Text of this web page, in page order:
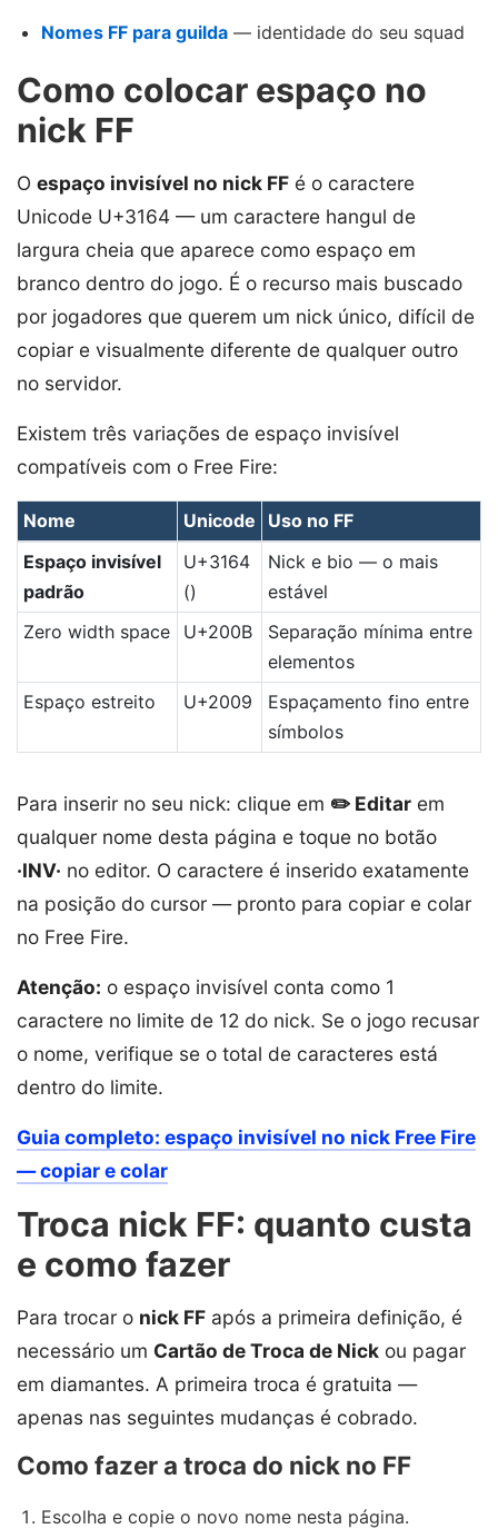
Nomes FF para guilda — identidade do seu squad
Como colocar espaço no
nick FF
O espaço invisível no nick FF é o caractere
Unicode U+3164 — um caractere hangul de
largura cheia que aparece como espaço em
branco dentro do jogo. É o recurso mais buscado
por jogadores que querem um nick único, difícil de
copiar e visualmente diferente de qualquer outro
no servidor.
Existem três variações de espaço invisível
compatíveis com o Free Fire:
Nome Unicode
Uso no FF
Espaço invisível
padrão
U+3164
(ㅤ)
Nick e bio — o mais
estável
Zero width space
U+200B
Separação mínima entre
elementos
Espaço estreito
U+2009
Espaçamento fino entre
símbolos
Para inserir no seu nick: clique em ✏️ Editar em
qualquer nome desta página e toque no botão
·INV· no editor. O caractere é inserido exatamente
na posição do cursor — pronto para copiar e colar
no Free Fire.
Atenção: o espaço invisível conta como 1
caractere no limite de 12 do nick. Se o jogo recusar
o nome, verifique se o total de caracteres está
dentro do limite.
Guia completo: espaço invisível no nick Free Fire
— copiar e colar
Troca nick FF: quanto custa
e como fazer
Para trocar o nick FF após a primeira definição, é
necessário um Cartão de Troca de Nick ou pagar
em diamantes. A primeira troca é gratuita —
apenas nas seguintes mudanças é cobrado.
Como fazer a troca do nick no FF
Escolha e copie o novo nome nesta página.